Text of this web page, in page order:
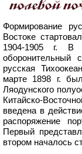
полевой
Формирование
Востоке
1904-1905 г. В
оборонительный
русская
марте 1898 г.
Ляодунского
Китайско-
введена в
распоряжение
Первый
втором началось